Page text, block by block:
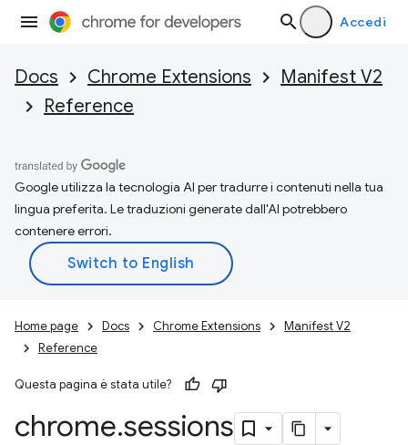
Accedi
Docs Chrome Extensions
Manifest V2
Reference
Google utilizza la tecnologia AI per tradurre i contenuti nella tua
lingua preferita. Le traduzioni generate dall'AI potrebbero
contenere errori.
Home page Docs Chrome Extensions
Manifest V2
Reference
Questa pagina è stata utile?
chrome.sessions